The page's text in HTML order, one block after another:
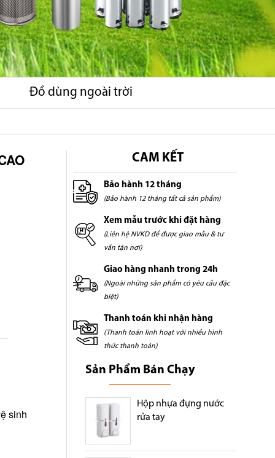
Đồ dùng ngoài trời
sinh
CAM KẾT
Bảo hành 12 tháng
(Bảo hành 12 tháng tất cả sản phẩm)
Xem mẫu trước khi đặt hàng
(Liên hệ NVKD để được giao mẫu & tư
vấn tận nơi)
Giao hàng nhanh trong 24h
(Ngoài những sản phẩm có yêu cầu đặc
biệt)
Thanh toán khi nhận hàng
(Thanh toán linh hoạt với nhiều hình
thức thanh toán)
Sản Phẩm Bán Chạy
Hộp nhựa đựng nước
rửa tay